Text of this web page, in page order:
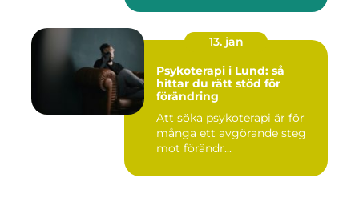
13. jan
Psykoterapi i Lund: så
hittar du rätt stöd för
förändring
Att söka psykoterapi är för
många ett avgörande steg
mot förändr...